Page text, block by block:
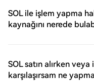
SOL ile işlem yapma
kaynağını nerede
SOL satın alırken
karşılaşırsam ne